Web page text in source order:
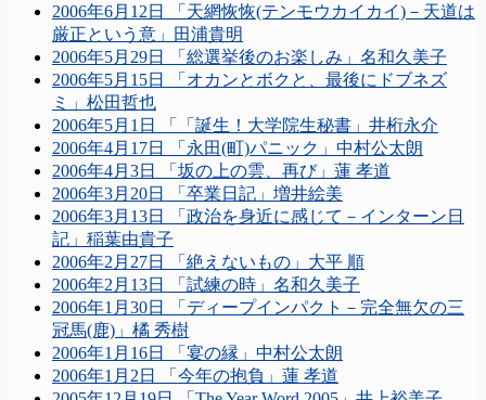
2006年6月12日 「天網恢恢(テンモウカイカイ)－天道は
厳正という意」田浦貴明
2006年5月29日 「総選挙後のお楽しみ」名和久美子
2006年5月15日 「オカンとボクと、最後にドブネズ
ミ」松田哲也
2006年5月1日 「「誕生！大学院生秘書」井桁永介
2006年4月17日 「永田(町)パニック」中村公太朗
2006年4月3日 「坂の上の雲、再び」蓮 孝道
2006年3月20日 「卒業日記」増井絵美
2006年3月13日 「政治を身近に感じて－インターン日
記」稲葉由貴子
2006年2月27日 「絶えないもの」大平 順
2006年2月13日 「試練の時」名和久美子
2006年1月30日 「ディープインパクト－完全無欠の三
冠馬(鹿)」橘 秀樹
2006年1月16日 「宴の縁」中村公太朗
2006年1月2日 「今年の抱負」蓮 孝道